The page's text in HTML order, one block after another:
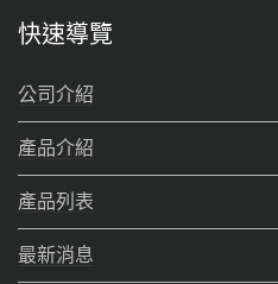
快速導覽
公司介紹
產品介紹
產品列表
最新消息